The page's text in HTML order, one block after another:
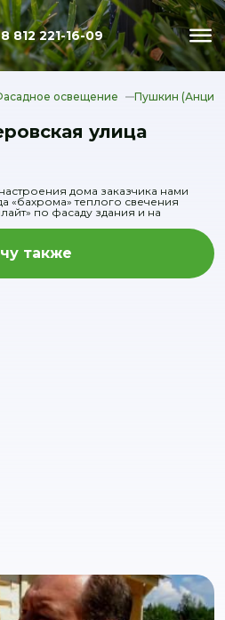
8 812 221-16-09
освещение Пушкин
улица
дома заказчика нами
«бахрома» теплого свечения
по фасаду здания и на
также